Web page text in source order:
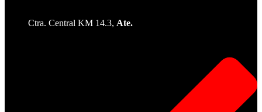
Ctra. Central KM 14.3, Ate.